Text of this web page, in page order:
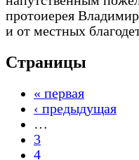
протоиерея
и от местных
Страницы
« первая
‹ предыдущая
…
3
4